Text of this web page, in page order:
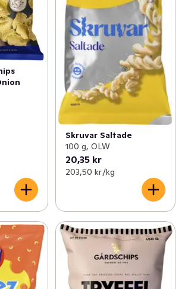
Skruvar Saltade
100 g, OLW
20,35 kr
203,50 kr /kg